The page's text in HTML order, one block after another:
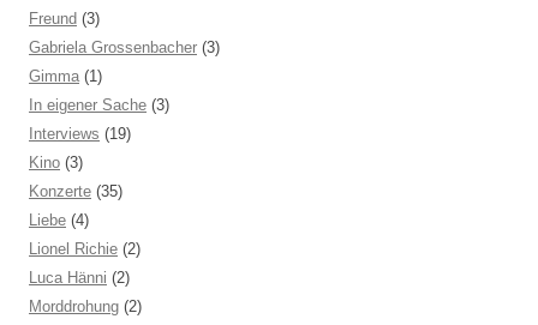
Freund (3)
Gabriela Grossenbacher (3)
Gimma (1)
In eigener Sache (3)
Interviews (19)
Kino (3)
Konzerte (35)
Liebe (4)
Lionel Richie (2)
Luca Hänni (2)
Morddrohung (2)